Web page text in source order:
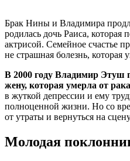
Брак Нины и Владимира
родилась дочь Раиса, которая
актрисой. Семейное счастье
не страшная болезнь,
В 2000 году Владимир Этуш
жену, которая умерла от
в жуткой депрессии и ему
полноценной жизни. Но со
от утраты и вернуться на
Молодая